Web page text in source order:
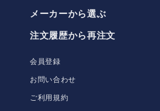
メーカーから選ぶ
注文履歴から再注文
会員登録
お問い合わせ
ご利用規約